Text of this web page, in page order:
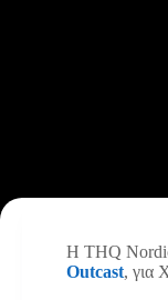
Η THQ Nordic
Outcast, για